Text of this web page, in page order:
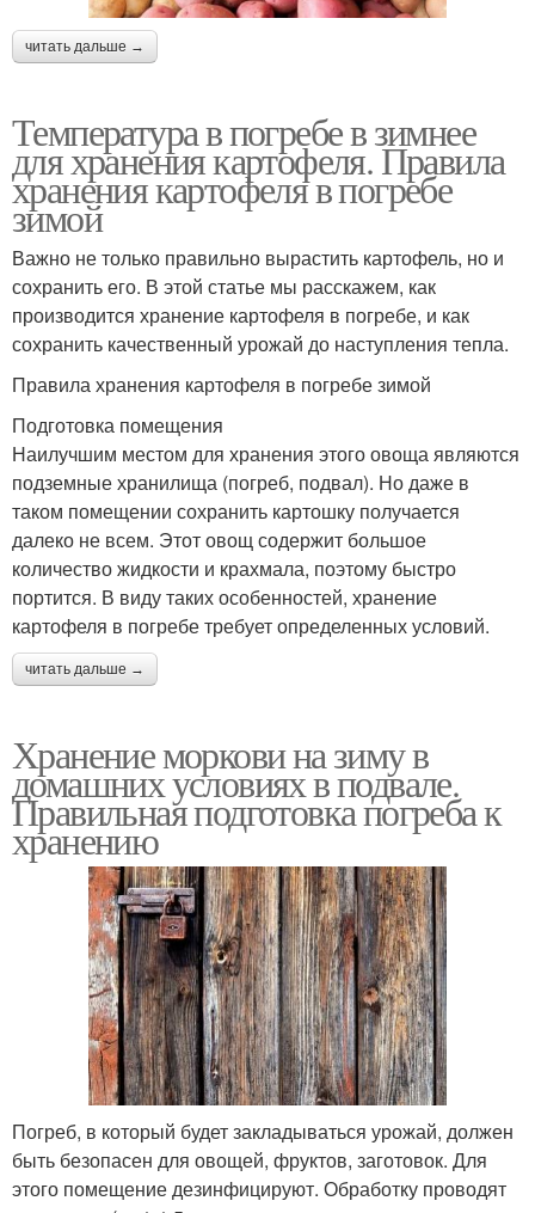
читать дальше →
Температура в погребе в зимнее
для хранения картофеля. Правила
хранения картофеля в погребе
зимой
Важно не только правильно вырастить картофель, но и
сохранить его. В этой статье мы расскажем, как
производится хранение картофеля в погребе, и как
сохранить качественный урожай до наступления тепла.
Правила хранения картофеля в погребе зимой
Подготовка помещения
Наилучшим местом для хранения этого овоща являются
подземные хранилища (погреб, подвал). Но даже в
таком помещении сохранить картошку получается
далеко не всем. Этот овощ содержит большое
количество жидкости и крахмала, поэтому быстро
портится. В виду таких особенностей, хранение
картофеля в погребе требует определенных условий.
читать дальше →
Хранение моркови на зиму в
домашних условиях в подвале.
Правильная подготовка погреба к
хранению
Погреб, в который будет закладываться урожай, должен
быть безопасен для овощей, фруктов, заготовок. Для
этого помещение дезинфицируют. Обработку проводят